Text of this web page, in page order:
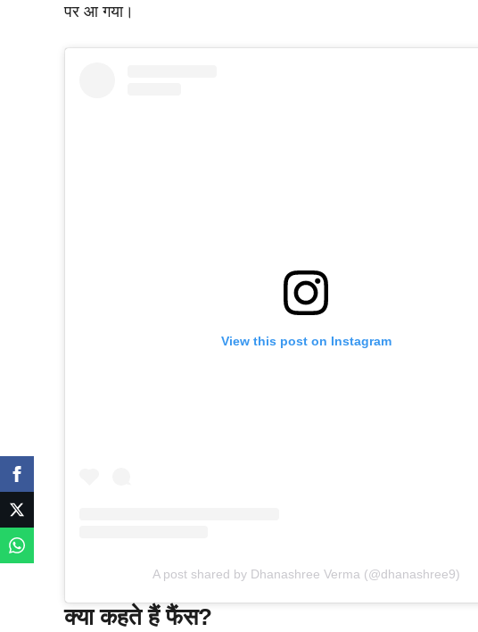
पर आ गया।
View this post on Instagram
A post shared by Dhanashree Verma (@dhanashree9)
क्या कहते हैं फैंस?